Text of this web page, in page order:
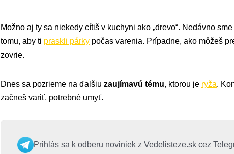
Možno aj ty sa niekedy cítiš v kuchyni ako „drevo“. Nedávno
tomu, aby ti praskli párky počas varenia. Prípadne, ako môžeš
zovrie.
Dnes sa pozrieme na ďalšiu zaujímavú tému, ktorou je ryža.
začneš variť, potrebné umyť.
Prihlás sa k odberu noviniek z Vedelisteze.sk cez